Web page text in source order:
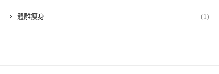
體雕瘦身 (1)